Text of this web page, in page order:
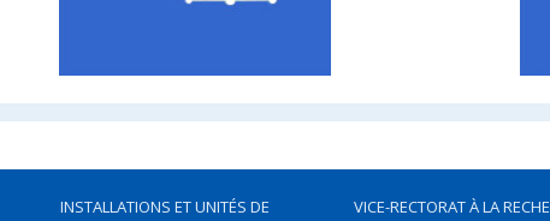
INSTALLATIONS ET UNITÉS DE
VICE-RECTORAT À LA